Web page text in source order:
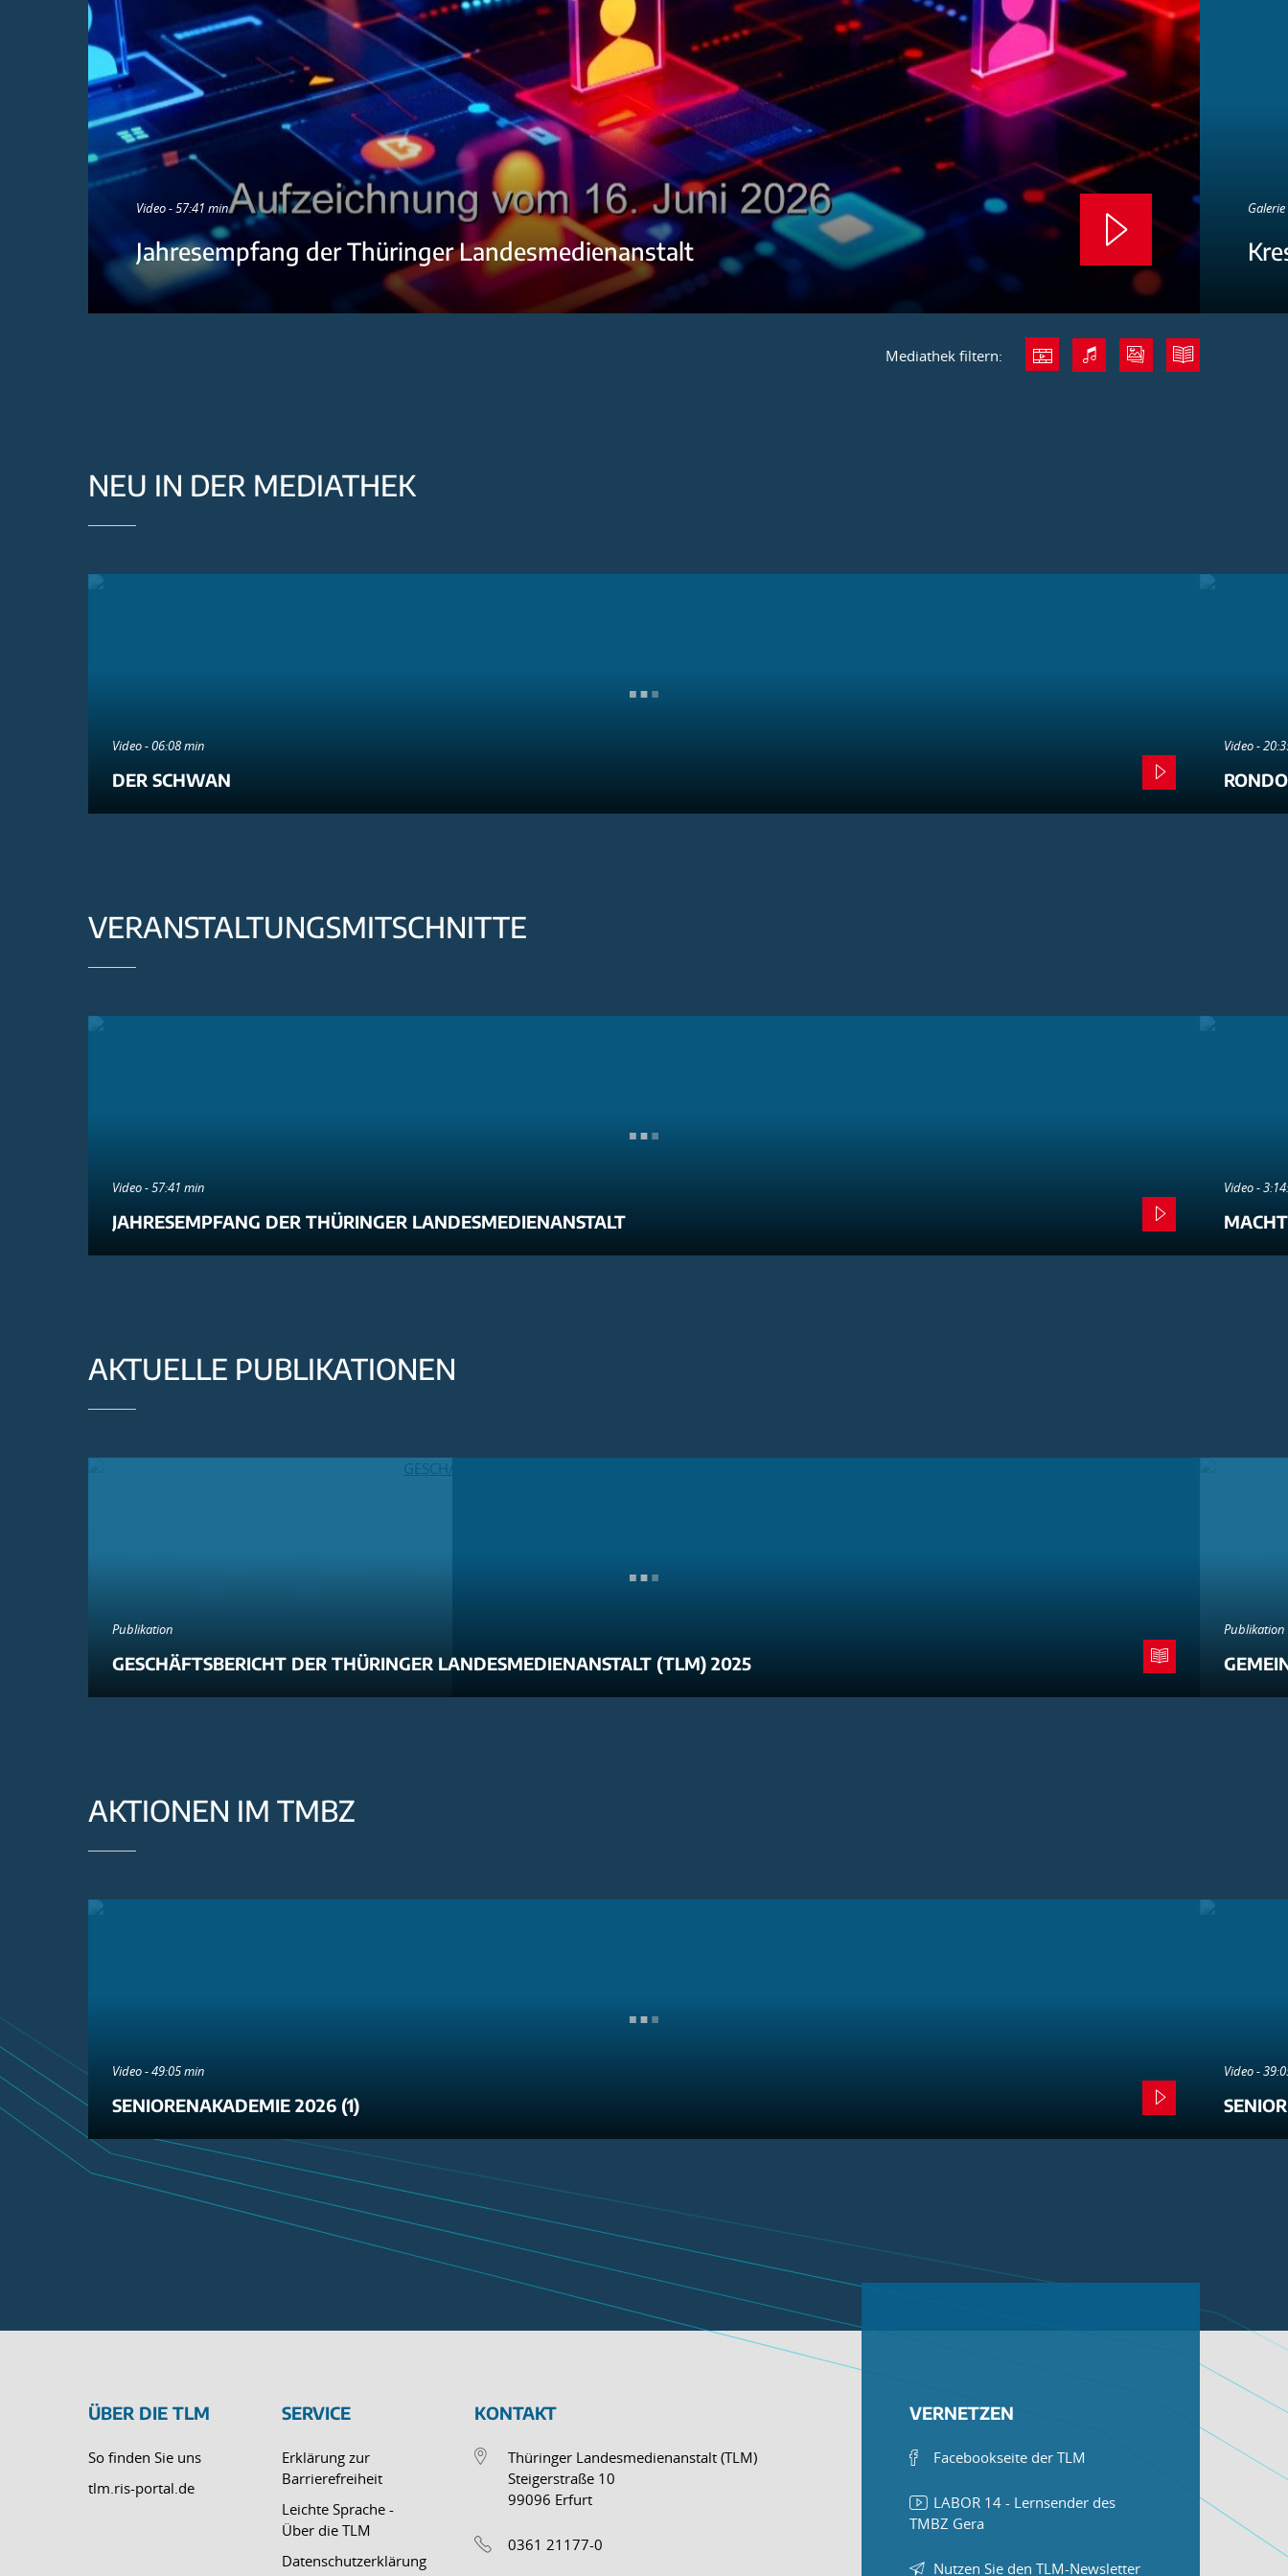
Video - 57:41 min
Jahresempfang der Thüringer Landesmedienanstalt
Mediathek filtern:
NEU IN DER MEDIATHEK
Video - 06:08 min
DER SCHWAN
Video -
VERANSTALTUNGSMITSCHNITTE
Video - 57:41 min
JAHRESEMPFANG DER THÜRINGER LANDESMEDIENANSTALT
Video -
AKTUELLE PUBLIKATIONEN
Publikation
GESCHÄFTSBERICHT DER THÜRINGER LANDESMEDIENANSTALT (TLM) 2025
Publikation
AKTIONEN IM TMBZ
Video - 49:05 min
SENIORENAKADEMIE 2026 (1)
Video -
ÜBER DIE TLM
So finden Sie uns
tlm.ris-portal.de
SERVICE
Erklärung zur
Barrierefreiheit
Leichte Sprache -
Über die TLM
Datenschutzerklärung
KONTAKT
Thüringer Landesmedienanstalt (TLM)
Steigerstraße 10
99096 Erfurt
0361 21177-0
VERNETZEN
Facebookseite der TLM
LABOR 14 - Lernsender des
TMBZ Gera
Nutzen Sie den TLM-Newsletter